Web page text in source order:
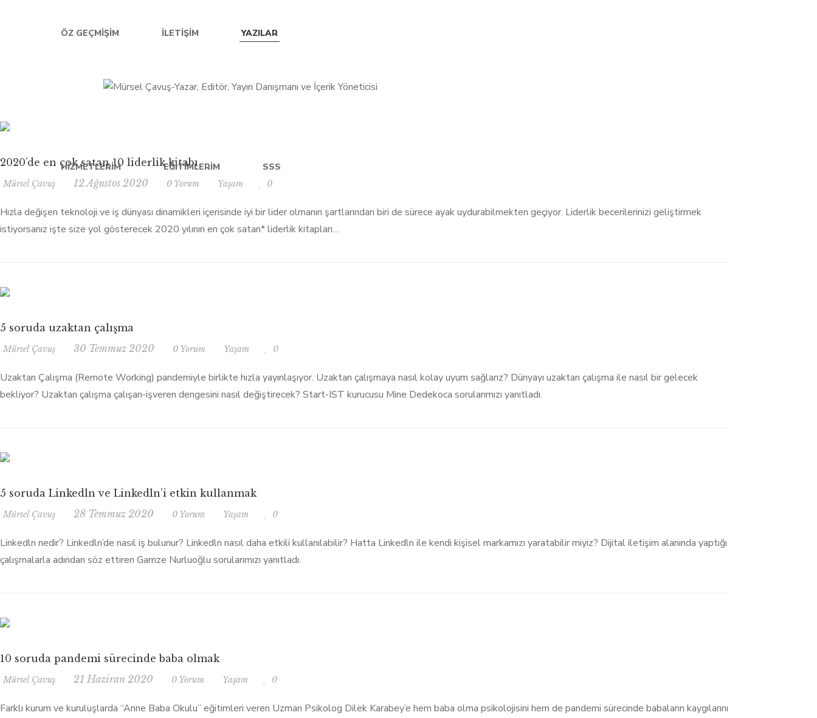
ÖZ GEÇMIŞIM İLETIŞIM YAZILAR
HIZMETLERIM EĞITIMLERIM SSS
2020’de en çok satan 10 liderlik kitabı
Mürsel Çavuş 12 Ağustos 2020 0 Yorum Yaşam 0
Hızla değişen teknoloji ve iş dünyası dinamikleri içerisinde iyi bir lider olmanın şartlarından biri de sürece ayak uydurabilmekten geçiyor. Liderlik becerilerinizi geliştirmek
istiyorsanız işte size yol gösterecek 2020 yılının en çok satan* liderlik kitapları…
5 soruda uzaktan çalışma
Mürsel Çavuş 30 Temmuz 2020 0 Yorum Yaşam 0
Uzaktan Çalışma (Remote Working) pandemiyle birlikte hızla yayınlaşıyor. Uzaktan çalışmaya nasıl kolay uyum sağlarız? Dünyayı uzaktan çalışma ile nasıl bir gelecek
bekliyor? Uzaktan çalışma çalışan-işveren dengesini nasıl değiştirecek? Start-IST kurucusu Mine Dedekoca sorularımızı yanıtladı.
5 soruda Linkedln ve Linkedln’i etkin kullanmak
Mürsel Çavuş 28 Temmuz 2020 0 Yorum Yaşam 0
Linkedln nedir? Linkedln’de nasıl iş bulunur? Linkedln nasıl daha etkili kullanılabilir? Hatta Linkedln ile kendi kişisel markamızı yaratabilir miyiz? Dijital iletişim alanında yaptığı
çalışmalarla adından söz ettiren Gamze Nurluoğlu sorularımızı yanıtladı.
10 soruda pandemi sürecinde baba olmak
Mürsel Çavuş 21 Haziran 2020 0 Yorum Yaşam 0
Farklı kurum ve kuruluşlarda “Anne Baba Okulu” eğitimleri veren Uzman Psikolog Dilek Karabey’e hem baba olma psikolojisini hem de pandemi sürecinde babaların kaygılarını